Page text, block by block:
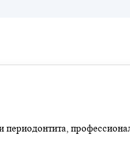
периодонтита,